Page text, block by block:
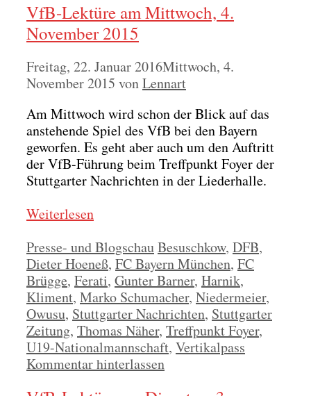
VfB-Lektüre am Mittwoch, 4.
November 2015
Freitag, 22. Januar 2016Mittwoch, 4.
November 2015 vonLennart
Am Mitt­woch wird schon der Blick auf das
anste­hen­de Spiel des VfB bei den Bay­ern
gewor­fen. Es geht aber auch um den Auf­tritt
der VfB-Füh­rung beim Treff­punkt Foy­er der
Stutt­gar­ter Nach­rich­ten in der Lie­der­hal­le.
Wei­ter­le­sen
Kategorien
Presse- und BlogschauSchlagwörter
Besuschkow, DFB,
Dieter Hoeneß, FC Bayern München, FC
Brügge, Ferati, Gunter Barner, Harnik,
Kliment, Marko Schumacher, Niedermeier,
Owusu, Stuttgarter Nachrichten, Stuttgarter
Zeitung, Thomas Näher, Treffpunkt Foyer,
U19-Nationalmannschaft, Vertikalpass
Kommentar hinterlassen